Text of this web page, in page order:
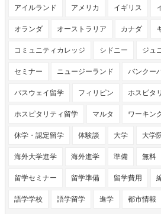
アイルランド アメリカ イギリス
オランダ オーストラリア カナダ
コミュニティカレッジ シドニー ジュ
セミナー ニュージーランド バンクー
パスウェイ留学 フィリピン ホスピタ
ホスピタリティ留学 マルタ ワーキン
休学・認定留学 体験談 大学 大学
海外大学進学 海外進学 準備 無料
留学セミナー 留学準備 留学費用
語学学校 語学留学 進学 都市情報